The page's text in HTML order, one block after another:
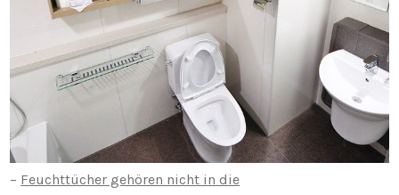
– Feuchttücher gehören nicht in die